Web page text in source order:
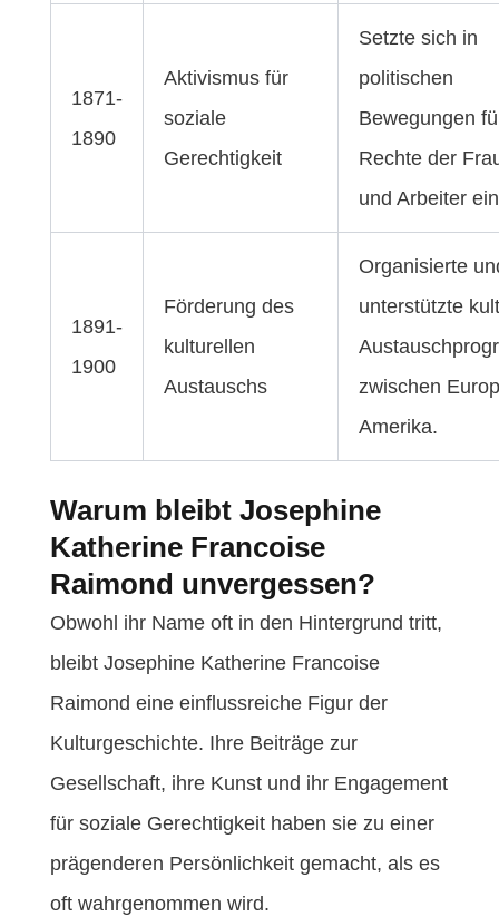
1871-
1890
Aktivismus für
soziale
Gerechtigkeit
Setzte sich in
politischen
Bewegungen
Rechte der
und Arbeiter
1891-
1900
Förderung des
kulturellen
Austauschs
Organisierte
unterstützte
zwischen
Amerika.
Warum bleibt Josephine
Katherine Francoise
Raimond unvergessen?
Obwohl ihr Name oft in den Hintergrund tritt,
bleibt Josephine Katherine Francoise
Raimond eine einflussreiche Figur der
Kulturgeschichte. Ihre Beiträge zur
Gesellschaft, ihre Kunst und ihr Engagement
für soziale Gerechtigkeit haben sie zu einer
prägenderen Persönlichkeit gemacht, als es
oft wahrgenommen wird.